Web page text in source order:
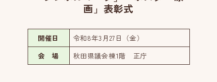
画」表彰式
開催日
令和8年3月27日（金）
会 場
秋田県議会棟1階 正庁